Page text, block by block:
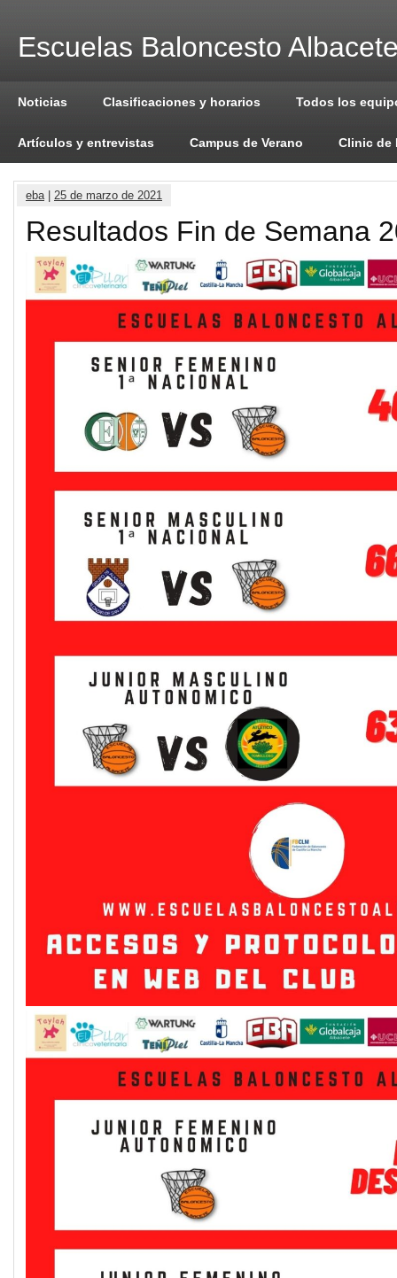
Escuelas Baloncesto
Noticias Clasificaciones y horarios Todos los
Artículos y entrevistas Campus de Verano Clinic de
eba| 25 de marzo de 2021
Resultados Fin de Semana